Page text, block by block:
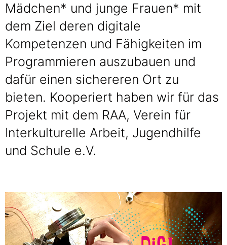
Mädchen* und junge Frauen* mit
dem Ziel deren digitale
Kompetenzen und Fähigkeiten im
Programmieren auszubauen und
dafür einen sichereren Ort zu
bieten. Kooperiert haben wir für das
Projekt mit dem RAA, Verein für
Interkulturelle Arbeit, Jugendhilfe
und Schule e.V.